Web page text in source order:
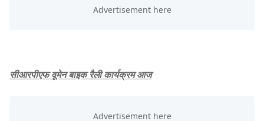
सीआरपीएफ वूमेन बाइक रैली कार्यक्रम आज